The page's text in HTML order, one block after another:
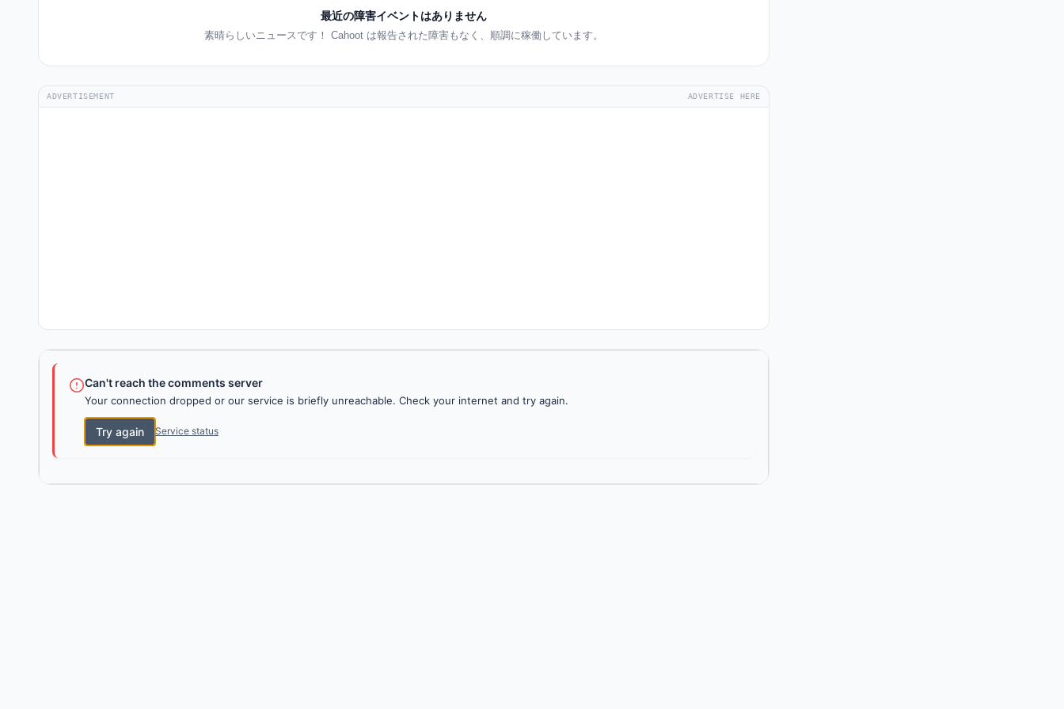
最近の障害イベントはありません
素晴らしいニュースです！ Cahoot は報告された障害もなく、順調に稼働しています。
ADVERTISEMENT ADVERTISE HERE
Can't reach the comments server
Your connection dropped or our service is briefly unreachable. Check your internet and try again.
Try again Service status